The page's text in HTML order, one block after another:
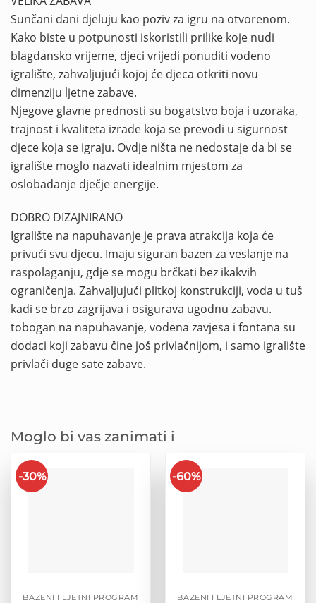
Sunčani dani djeluju kao poziv za igru ​​na otvorenom.
Kako biste u potpunosti iskoristili prilike koje nudi
blagdansko vrijeme, djeci vrijedi ponuditi vodeno
igralište, zahvaljujući kojoj će djeca otkriti novu
dimenziju ljetne zabave.
Njegove glavne prednosti su bogatstvo boja i uzoraka,
trajnost i kvaliteta izrade koja se prevodi u sigurnost
djece koja se igraju. Ovdje ništa ne nedostaje da bi se
igralište moglo nazvati idealnim mjestom za
oslobađanje dječje energije.
DOBRO DIZAJNIRANO
Igralište na napuhavanje je prava atrakcija koja će
privući svu djecu. Imaju siguran bazen za veslanje na
raspolaganju, gdje se mogu brčkati bez ikakvih
ograničenja. Zahvaljujući plitkoj konstrukciji, voda u tuš
kadi se brzo zagrijava i osigurava ugodnu zabavu.
tobogan na napuhavanje, vodena zavjesa i fontana su
dodaci koji zabavu čine još privlačnijom, i samo igralište
privlači duge sate zabave.
Moglo bi vas zanimati i
-30%
BAZENI I LJETNI PROGRAM
-60%
BAZENI I LJETNI PROGRAM